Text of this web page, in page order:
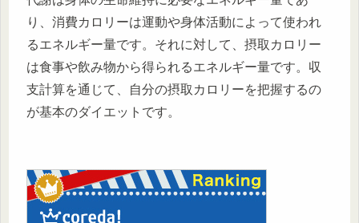
り、消費カロリーは運動や身体活動によって使われ
るエネルギー量です。それに対して、摂取カロリー
は食事や飲み物から得られるエネルギー量です。収
支計算を通じて、自分の摂取カロリーを把握するの
が基本のダイエットです。